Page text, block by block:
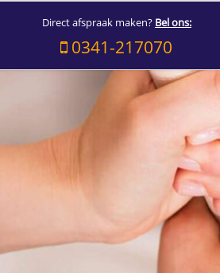
Direct afspraak maken? Bel ons:
0341-217070